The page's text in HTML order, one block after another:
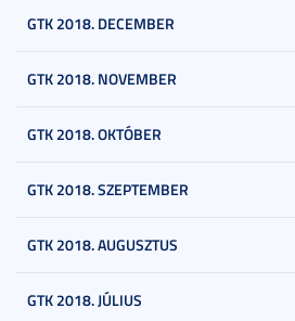
GTK 2018. DECEMBER
GTK 2018. NOVEMBER
GTK 2018. OKTÓBER
GTK 2018. SZEPTEMBER
GTK 2018. AUGUSZTUS
GTK 2018. JÚLIUS